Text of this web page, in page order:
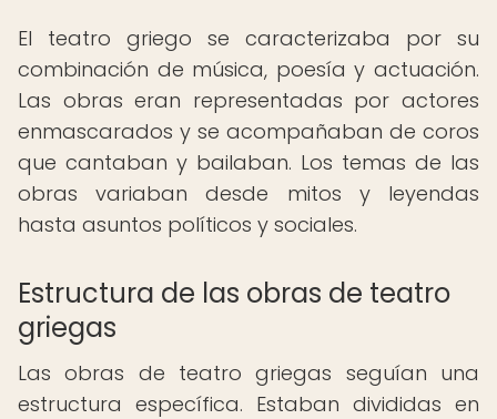
El teatro griego se caracterizaba por su
combinación de música, poesía y actuación.
Las obras eran representadas por actores
enmascarados y se acompañaban de coros
que cantaban y bailaban. Los temas de las
obras variaban desde mitos y leyendas
hasta asuntos políticos y sociales.
Estructura de las obras de teatro
griegas
Las obras de teatro griegas seguían una
estructura específica. Estaban divididas en